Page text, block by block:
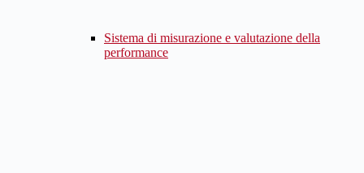
Sistema di misurazione e valutazione della
performance